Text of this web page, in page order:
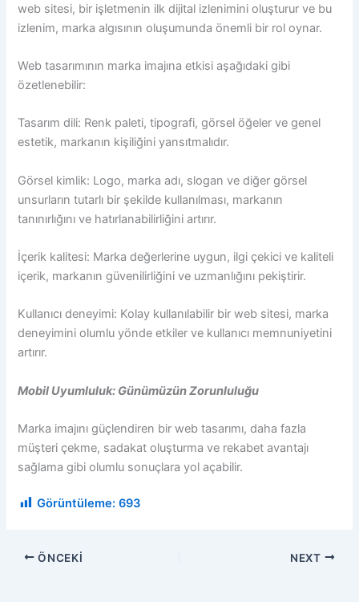
web sitesi, bir işletmenin ilk dijital izlenimini oluşturur ve bu
izlenim, marka algısının oluşumunda önemli bir rol oynar.
Web tasarımının marka imajına etkisi aşağıdaki gibi
özetlenebilir:
Tasarım dili: Renk paleti, tipografi, görsel öğeler ve genel
estetik, markanın kişiliğini yansıtmalıdır.
Görsel kimlik: Logo, marka adı, slogan ve diğer görsel
unsurların tutarlı bir şekilde kullanılması, markanın
tanınırlığını ve hatırlanabilirliğini artırır.
İçerik kalitesi: Marka değerlerine uygun, ilgi çekici ve kaliteli
içerik, markanın güvenilirliğini ve uzmanlığını pekiştirir.
Kullanıcı deneyimi: Kolay kullanılabilir bir web sitesi, marka
deneyimini olumlu yönde etkiler ve kullanıcı memnuniyetini
artırır.
Mobil Uyumluluk: Günümüzün Zorunluluğu
Marka imajını güçlendiren bir web tasarımı, daha fazla
müşteri çekme, sadakat oluşturma ve rekabet avantajı
sağlama gibi olumlu sonuçlara yol açabilir.
Görüntüleme: 693
ÖNCEKI NEXT